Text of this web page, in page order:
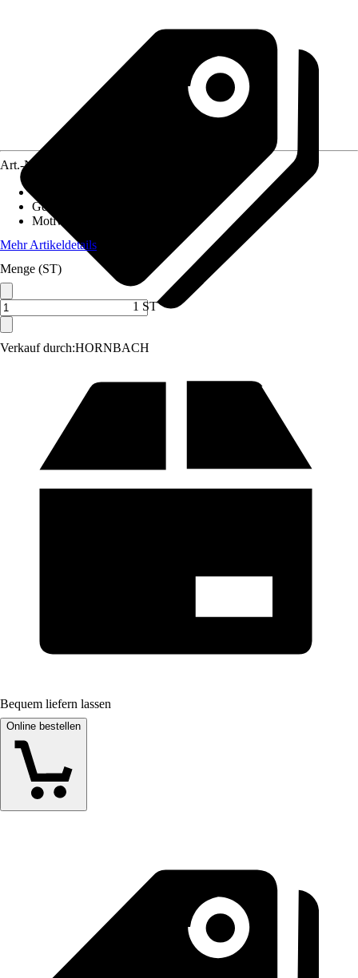
Verkauf durch:HORNBACH
Art.-Nr.
Gewicht
Motivkategorie
Mehr Artikeldetails
Menge (ST)
1 ST
Bequem liefern lassen
Online bestellen